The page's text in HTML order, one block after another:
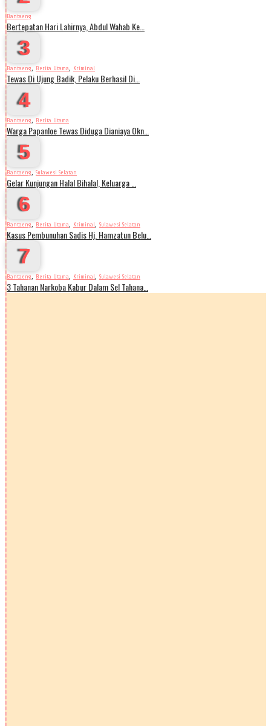
Bantaeng
Bertepatan Hari Lahirnya, Abdul Wahab Ke…
3
Bantaeng, Berita Utama, Kriminal
Tewas Di Ujung Badik, Pelaku Berhasil Di…
4
Bantaeng, Berita Utama
Warga Papanloe Tewas Diduga Dianiaya Okn…
5
Bantaeng, Sulawesi Selatan
Gelar Kunjungan Halal Bihalal, Keluarga …
6
Bantaeng, Berita Utama, Kriminal, Sulawesi Selatan
Kasus Pembunuhan Sadis Hj. Hamzatun Belu…
7
Bantaeng, Berita Utama, Kriminal, Sulawesi Selatan
3 Tahanan Narkoba Kabur Dalam Sel Tahana…